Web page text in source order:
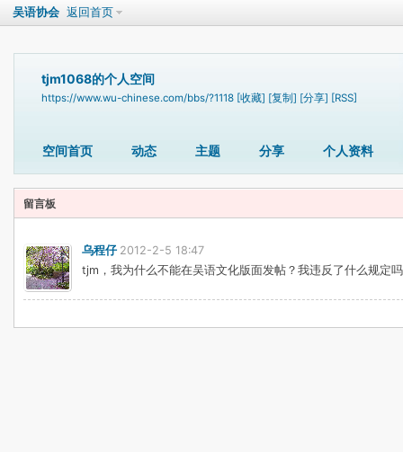
吴语协会 返回首页
tjm1068的个人空间
https://www.wu-chinese.com/bbs/?1118 [收藏] [复制] [分享] [RSS]
空间首页 动态 主题 分享 个人资料
留言板
乌程仔 2012-2-5 18:47
tjm，我为什么不能在吴语文化版面发帖？我违反了什么规定